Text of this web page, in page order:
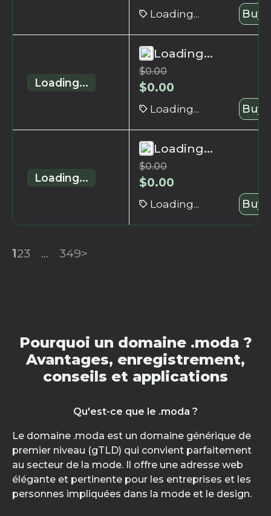
Loading... Buy
Loading...
Loading...
$0.00
$0.00
Loading... Buy
Loading...
Loading...
$0.00
$0.00
Loading... Buy
123 ... 349>
Pourquoi un domaine .moda ?
Avantages, enregistrement,
conseils et applications
Qu'est-ce que le .moda ?
Le domaine .moda est un domaine générique de
premier niveau (gTLD) qui convient parfaitement
au secteur de la mode. Il offre une adresse web
élégante et pertinente pour les entreprises et les
personnes impliquées dans la mode et le design.